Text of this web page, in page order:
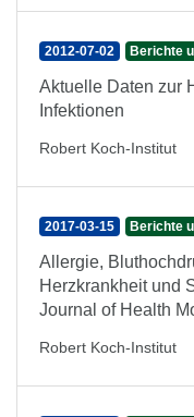
2012-07-02 Berichte
Aktuelle Daten zur
Infektionen
Robert Koch-Institut
2017-03-15 Berichte
Allergie,
Herzkrankheit und
Journal of Health
Robert Koch-Institut